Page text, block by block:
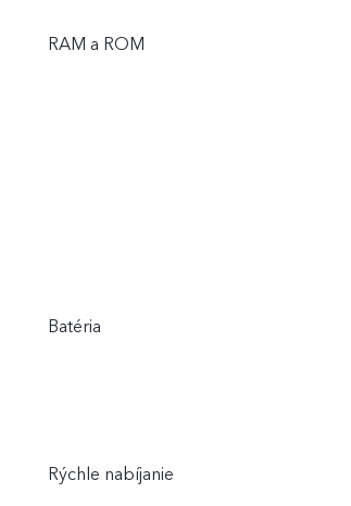
RAM a ROM
Batéria
Rýchle nabíjanie